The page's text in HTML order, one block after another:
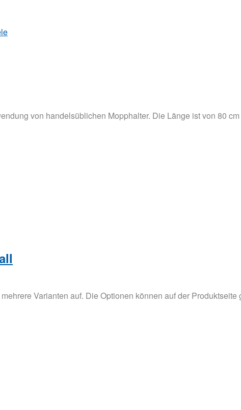
von handelsüblichen Mopphalter. Die Länge ist von 80
Varianten auf. Die Optionen können auf der Produktseite